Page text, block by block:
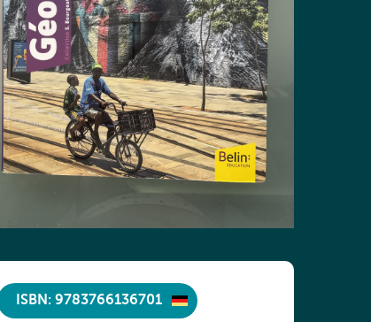
ISBN: 9783766136701